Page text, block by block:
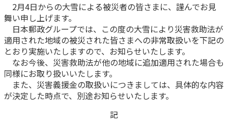
ご契約者さま
マイページログイン
入院保険金・手術保険金のご請求
保険をご検討中のお客さま
保険をご検討中のお客さま
終身保険
法人のお客さま
【まずはご相談ください】企業経営でお悩みの方はこ
ちら
法人のお客さま向け商品一覧
お役立ち情報
かんぽ生命について
2月4日からの大雪による被災者の皆さまに、謹んでお見
舞い申し上げます。
日本郵政グループでは、この度の大雪により災害救助法が
適用された地域の被災された皆さまへの非常取扱いを下記の
とおり実施いたしますので、お知らせいたします。
なお今後、災害救助法が他の地域に追加適用された場合も
同様にお取り扱いいたします。
また、災害義援金の取扱いにつきましては、具体的な内容
が決定した時点で、別途お知らせいたします。
記